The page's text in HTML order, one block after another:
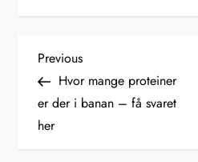
I
n
d
Previous
Post
Previous
Hvor mange proteiner
er der i banan – få svaret
her